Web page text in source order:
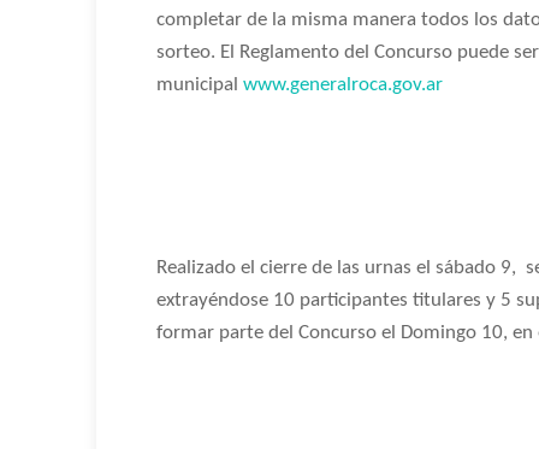
completar de la misma manera todos los
sorteo. El Reglamento del Concurso puede
municipal www.generalroca.gov.ar
Realizado el cierre de las urnas el sábado 9,
extrayéndose 10 participantes titulares y 5
formar parte del Concurso el Domingo 10, en